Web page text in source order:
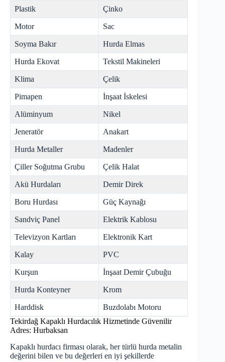
Plastik Çinko
Motor Sac
Soyma Bakır Hurda Elmas
Hurda Ekovat Tekstil Makineleri
Klima Çelik
Pimapen İnşaat İskelesi
Alüminyum Nikel
Jeneratör Anakart
Hurda Metaller Madenler
Çiller Soğutma Grubu Çelik Halat
Akü Hurdaları Demir Direk
Boru Hurdası Güç Kaynağı
Sandviç Panel Elektrik Kablosu
Televizyon Kartları Elektronik Kart
Kalay PVC
Kurşun İnşaat Demir Çubuğu
Hurda Konteyner Krom
Harddisk
Buzdolabı Motoru
Tekirdağ Kapaklı Hurdacılık Hizmetinde Güvenilir
Adres: Hurbaksan
Kapaklı hurdacı firması olarak, her türlü hurda metalin
değerini bilen ve bu değerleri en iyi şekillerde